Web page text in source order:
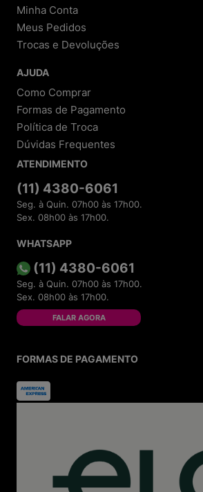
Minha Conta
Meus Pedidos
Trocas e Devoluções
AJUDA
Como Comprar
Formas de Pagamento
Política de Troca
Dúvidas Frequentes
ATENDIMENTO
(11) 4380-6061
Seg. à Quin. 07h00 às 17h00.
Sex. 08h00 às 17h00.
WHATSAPP
(11) 4380-6061
Seg. à Quin. 07h00 às 17h00.
Sex. 08h00 às 17h00.
FALAR AGORA
FORMAS DE PAGAMENTO